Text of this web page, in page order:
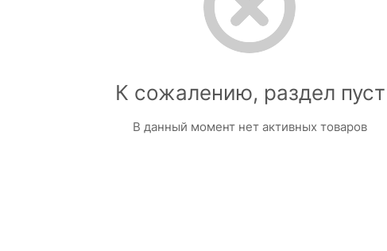
К сожалению, раздел пуст
В данный момент нет активных товаров